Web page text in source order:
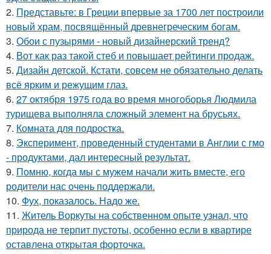
2. Представьте: в Греции впервые за 1700 лет построили
новый храм, посвящённый древнегреческим богам.
3. Обои с пузырями - новый дизайнерский тренд?
4. Вот как раз такой стеб и повышает рейтинги продаж.
5. Дизайн детской. Кстати, совсем не обязательно делать
всё ярким и режущим глаз.
6. 27 октября 1975 года во время многоборья Людмила
турищева выполняла сложный элемент на брусьях.
7. Комната для подростка.
8. Эксперимент, проведенный студентами в Англии с гмо
- продуктами, дал интересный результат.
9. Помню, когда мы с мужем начали жить вместе, его
родители нас очень поддержали.
10. Фух, показалось. Надо же.
11. Житель Воркуты на собственном опыте узнал, что
природа не терпит пустоты, особенно если в квартире
оставлена открытая форточка.